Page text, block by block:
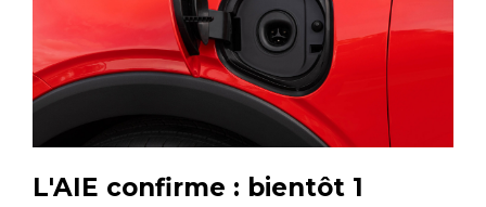
L'AIE confirme : bientôt 1